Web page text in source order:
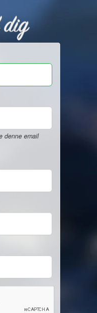
denne email